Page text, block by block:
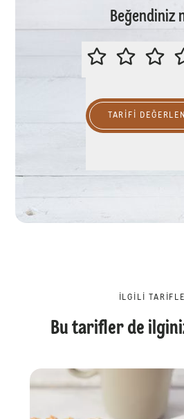
Beğendiniz
TARIFI
İLGILI
Bu tarifler de